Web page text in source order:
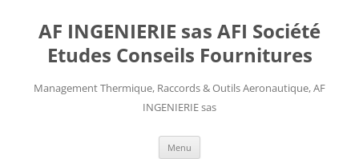
AF INGENIERIE sas AFI Société
Etudes Conseils Fournitures
Management Thermique, Raccords & Outils Aeronautique, AF
INGENIERIE sas
Menu